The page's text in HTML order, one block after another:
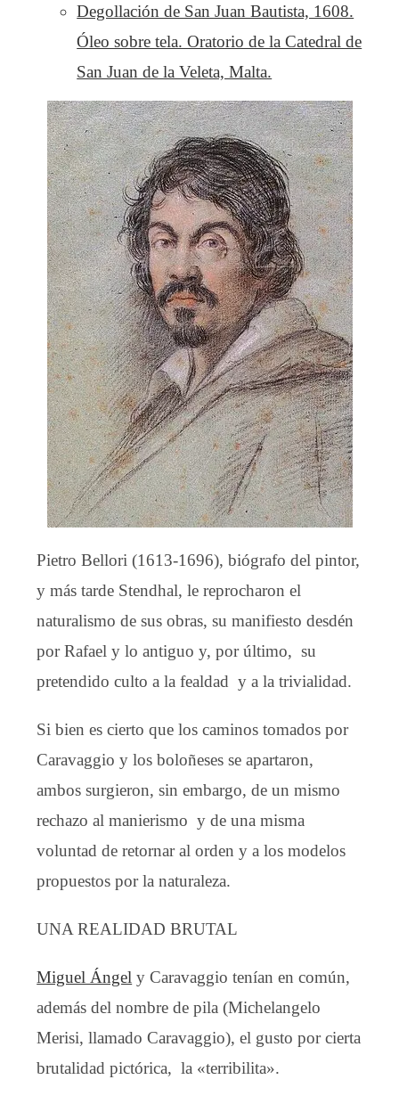
Degollación de San Juan Bautista, 1608.
Óleo sobre tela. Oratorio de la Catedral de
San Juan de la Veleta, Malta.
Pietro Bellori (1613-1696), biógrafo del pintor,
y más tarde Stendhal, le reprocharon el
naturalismo de sus obras, su manifiesto desdén
por Rafael y lo antiguo y, por último, su
pretendido culto a la fealdad y a la trivialidad.
Si bien es cierto que los caminos tomados por
Caravaggio y los boloñeses se apartaron,
ambos surgieron, sin embargo, de un mismo
rechazo al manierismo y de una misma
voluntad de retornar al orden y a los modelos
propuestos por la naturaleza.
UNA REALIDAD BRUTAL
Miguel Ángel y Caravaggio tenían en común,
además del nombre de pila (Michelangelo
Merisi, llamado Caravaggio), el gusto por cierta
brutalidad pictórica, la «terribilita».